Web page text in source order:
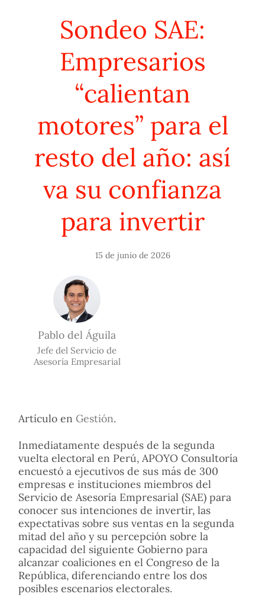
Sondeo SAE:
Empresarios
“calientan
motores” para el
resto del año: así
va su confianza
para invertir
15 de junio de 2026
Pablo del Águila
Jefe del Servicio de
Asesoría Empresarial
Artículo en Gestión.
Inmediatamente después de la segunda
vuelta electoral en Perú, APOYO Consultoría
encuestó a ejecutivos de sus más de 300
empresas e instituciones miembros del
Servicio de Asesoría Empresarial (SAE) para
conocer sus intenciones de invertir, las
expectativas sobre sus ventas en la segunda
mitad del año y su percepción sobre la
capacidad del siguiente Gobierno para
alcanzar coaliciones en el Congreso de la
República, diferenciando entre los dos
posibles escenarios electorales.